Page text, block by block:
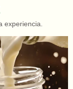
experiencia.